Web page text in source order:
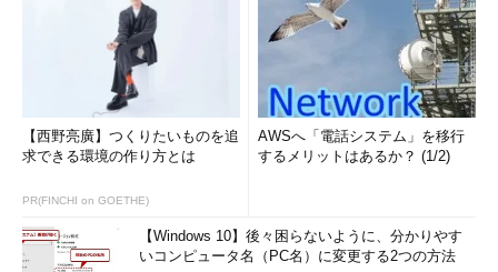
【西野亮廣】つくりたいものを追
求できる環境の作り方とは
PR(FINCHI on GOETHE)
AWSへ「電話システム」を移行
するメリットはあるか？ (1/2)
【Windows 10】後々困らないように、分かりやす
いコンピュータ名（PC名）に変更する2つの方法